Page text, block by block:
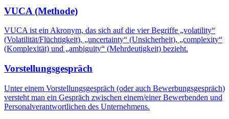
VUCA (Methode)
VUCA ist ein Akronym, das sich auf die vier Begriffe „volatility“
(Volatilität/Flüchtigkeit), „uncertainty“ (Unsicherheit), „complexity“
(Komplexität) und „ambiguity“ (Mehrdeutigkeit) bezieht.
Vorstellungsgespräch
Unter einem Vorstellungsgespräch (oder auch Bewerbungsgespräch)
versteht man ein Gespräch zwischen einem/einer Bewerbenden und
Personalverantwortlichen des Unternehmens.